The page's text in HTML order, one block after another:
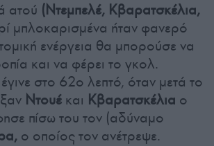
ατού (Ντεμπελέ, Κβαρατσκέλια,
μπλοκαρισμένα ήταν φανερό
ενέργεια θα μπορούσε να
και να φέρει το γκολ.
στο 62ο λεπτό, όταν μετά το
Ντουέ και Κβαρατσκέλια ο
πίσω του τον (αδύναμο
ο οποίος τον ανέτρεψε.